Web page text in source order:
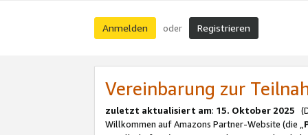
Anmelden oder Registrieren
Vereinbarung zur
zuletzt aktualisiert am: 15. Oktober 2025
Willkommen auf Amazons Partner-Website (die „